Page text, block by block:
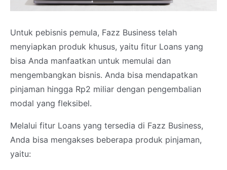
Untuk pebisnis pemula, Fazz Business telah
menyiapkan produk khusus, yaitu fitur Loans yang
bisa Anda manfaatkan untuk memulai dan
mengembangkan bisnis. Anda bisa mendapatkan
pinjaman hingga Rp2 miliar dengan pengembalian
modal yang fleksibel.
Melalui fitur Loans yang tersedia di Fazz Business,
Anda bisa mengakses beberapa produk pinjaman,
yaitu: